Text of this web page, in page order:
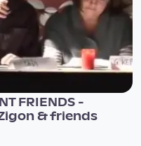
FRIENDS -
& friends